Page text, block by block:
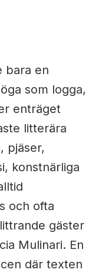
bara en
som logga,
enträget
litterära
pjäser,
konstnärliga
och ofta
gäster
Mulinari. En
där texten